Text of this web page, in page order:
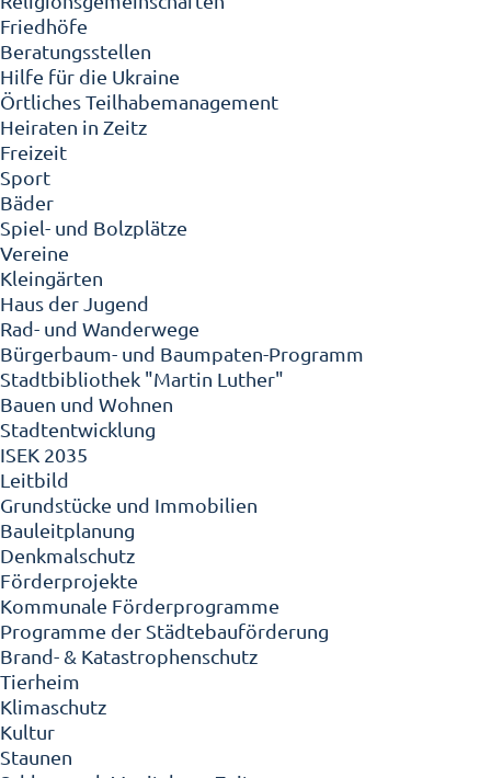
Friedhöfe
Beratungsstellen
Hilfe für die Ukraine
Örtliches Teilhabemanagement
Heiraten in Zeitz
Freizeit
Sport
Bäder
Spiel- und Bolzplätze
Vereine
Kleingärten
Haus der Jugend
Rad- und Wanderwege
Bürgerbaum- und Baumpaten-Programm
Stadtbibliothek "Martin Luther"
Bauen und Wohnen
Stadtentwicklung
ISEK 2035
Leitbild
Grundstücke und Immobilien
Bauleitplanung
Denkmalschutz
Förderprojekte
Kommunale Förderprogramme
Programme der Städtebauförderung
Brand- & Katastrophenschutz
Tierheim
Klimaschutz
Kultur
Staunen